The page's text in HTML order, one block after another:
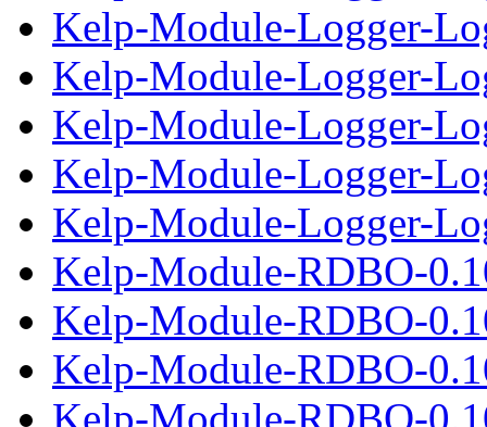
Kelp-Module-Logger-
Kelp-Module-Logger-
Kelp-Module-Logger-
Kelp-Module-Logger-
Kelp-Module-Logger-
Kelp-Module-RDBO-
Kelp-Module-RDBO-
Kelp-Module-RDBO-
Kelp-Module-RDBO-